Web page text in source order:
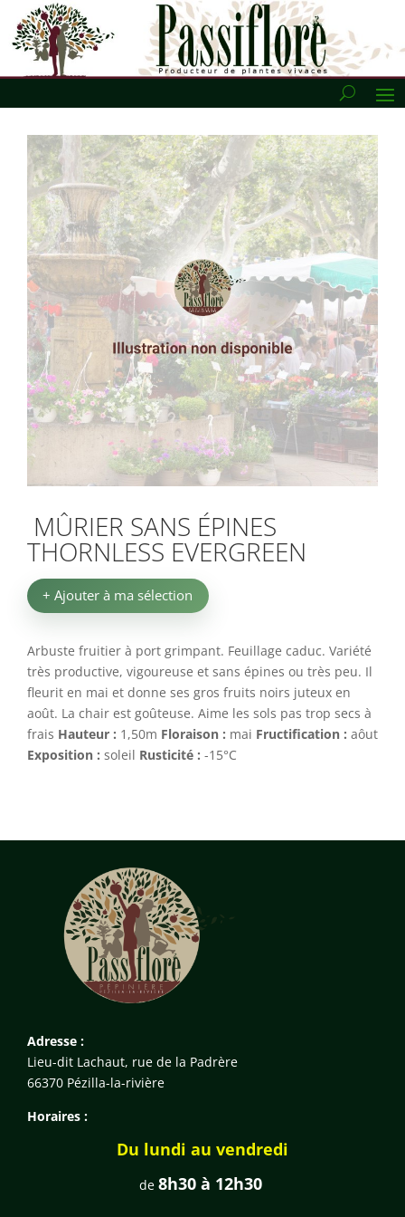
MÛRIER SANS ÉPINES
THORNLESS EVERGREEN
+ Ajouter à ma sélection
Arbuste fruitier à port grimpant. Feuillage caduc. Variété
très productive, vigoureuse et sans épines ou très peu. Il
fleurit en mai et donne ses gros fruits noirs juteux en
août. La chair est goûteuse. Aime les sols pas trop secs à
frais Hauteur : 1,50m Floraison : mai Fructification : aôut
Exposition : soleil Rusticité : -15°C
Adresse :
Lieu-dit Lachaut, rue de la Padrère
66370 Pézilla-la-rivière
Horaires :
Du lundi au vendredi
de 8h30 à 12h30